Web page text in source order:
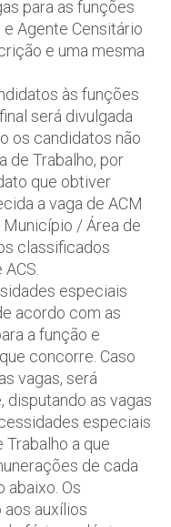
para as funções
Agente Censitário
e uma mesma
às funções
será divulgada
os candidatos não
de Trabalho, por
que obtiver
a vaga de ACM
/ Área de
classificados
especiais
acordo com as
a função e
concorre. Caso
vagas, será
disputando as vagas
especiais
a que
de cada
abaixo. Os
auxílios